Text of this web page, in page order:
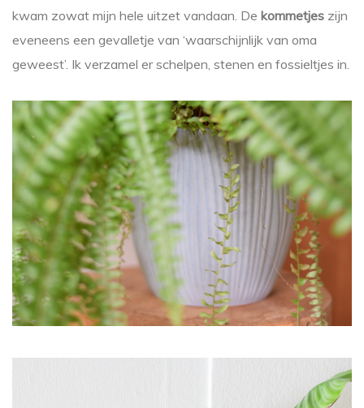
kwam zowat mijn hele uitzet vandaan. De kommetjes zijn
eveneens een gevalletje van ‘waarschijnlijk van oma
geweest’. Ik verzamel er schelpen, stenen en fossieltjes in.